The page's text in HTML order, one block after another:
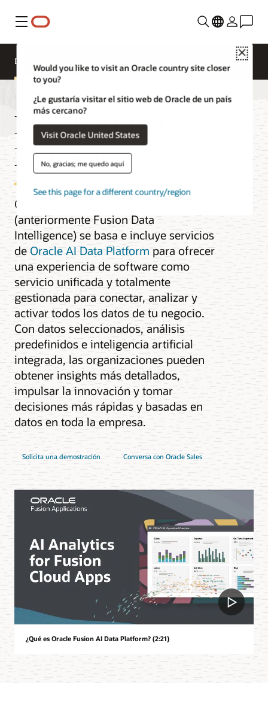
Menú
Close
Would you like to visit an Oracle country site closer
to you?
¿Le gustaría visitar el sitio web de Oracle de un país
más cercano?
Visit Oracle United States
No, gracias; me quedo aquí
See this page for a different country/region
Descripción general
Fusion AI Data
Platform
Oracle Fusion AI Data Platform
(anteriormente Fusion Data
Intelligence) se basa e incluye servicios
de Oracle AI Data Platform para ofrecer
una experiencia de software como
servicio unificada y totalmente
gestionada para conectar, analizar y
activar todos los datos de tu negocio.
Con datos seleccionados, análisis
predefinidos e inteligencia artificial
integrada, las organizaciones pueden
obtener insights más detallados,
impulsar la innovación y tomar
decisiones más rápidas y basadas en
datos en toda la empresa.
Solicita una demostración Conversa con Oracle Sales
¿Qué es Oracle Fusion AI Data Platform? (2:21)